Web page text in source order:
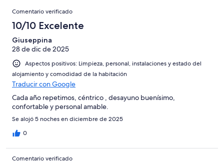
Bueno
puntuación
Normal
una
puntuación
Mediocre
235
una
puntuación
de
Horrible
Comentarios
Comentario verificado
10/10 Excelente
Giuseppina
28 de dic de 2025
Aspectos positivos: Limpieza, personal, instalaciones y estado del
alojamiento y comodidad de la habitación
Traducir con Google
Cada año repetimos, céntrico , desayuno buenísimo,
confortable y personal amable.
Se alojó 5 noches en diciembre de 2025
0
Comentario verificado